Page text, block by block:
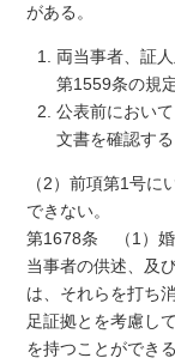
がある。
両当事者、証
第1559条の規
公表前におい
文書を確認する
（2）前項第1号
できない。
第1678条 （1）婚
当事者の供述、及
は、それらを打ち
足証拠とを考慮し
を持つことができる